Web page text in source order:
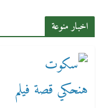
اخبار منوعة